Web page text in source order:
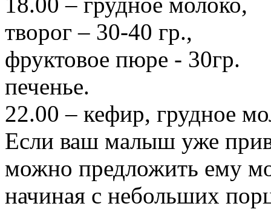
творог – 30-40 гр.,
фруктовое пюре - 30гр.
печенье.
22.00 – кефир, грудное
Если ваш малыш уже
можно предложить ему
начиная с небольших